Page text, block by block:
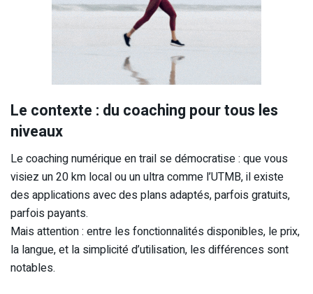
Le contexte : du coaching pour tous les
niveaux
Le coaching numérique en trail se démocratise : que vous
visiez un 20 km local ou un ultra comme l’UTMB, il existe
des applications avec des plans adaptés, parfois gratuits,
parfois payants.
Mais attention : entre les fonctionnalités disponibles, le prix,
la langue, et la simplicité d’utilisation, les différences sont
notables.